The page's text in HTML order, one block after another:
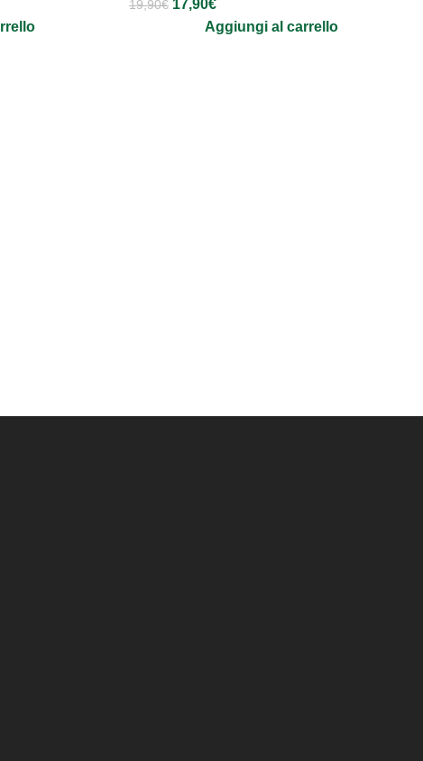
19,90€ 17,90€
Aggiungi al carrello